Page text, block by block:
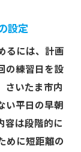
設定
るには、計画
の練習日を設
さいたま市内
い平日の早朝
容は段階的に
めに短距離の